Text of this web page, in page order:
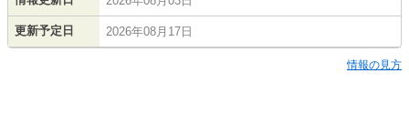
更新予定日 2026年08月17日
情報の見方